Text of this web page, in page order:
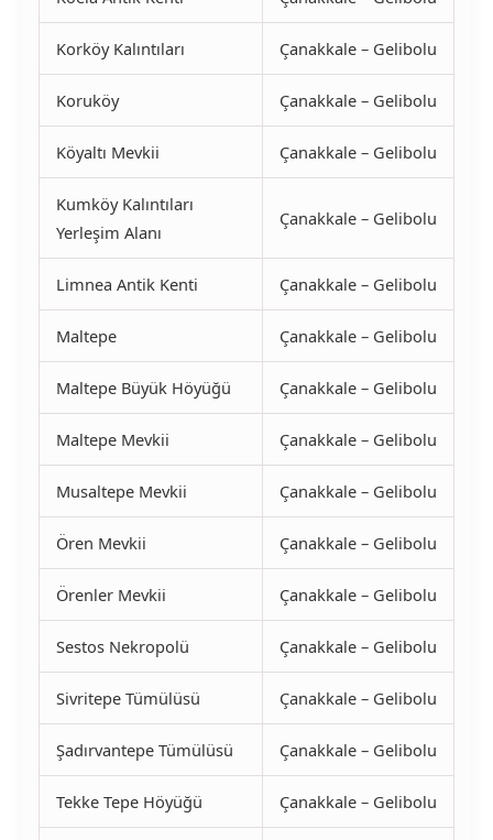
Korköy Kalıntıları Çanakkale – Gelibolu
Koruköy Çanakkale – Gelibolu
Köyaltı Mevkii Çanakkale – Gelibolu
Kumköy Kalıntıları
Yerleşim Alanı
Çanakkale – Gelibolu
Limnea Antik Kenti Çanakkale – Gelibolu
Maltepe Çanakkale – Gelibolu
Maltepe Büyük Höyüğü Çanakkale – Gelibolu
Maltepe Mevkii Çanakkale – Gelibolu
Musaltepe Mevkii Çanakkale – Gelibolu
Ören Mevkii Çanakkale – Gelibolu
Örenler Mevkii Çanakkale – Gelibolu
Sestos Nekropolü Çanakkale – Gelibolu
Sivritepe Tümülüsü Çanakkale – Gelibolu
Şadırvantepe Tümülüsü Çanakkale – Gelibolu
Tekke Tepe Höyüğü Çanakkale – Gelibolu